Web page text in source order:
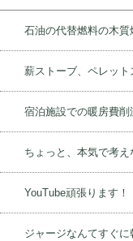
石油の代替燃料の木質
薪ストーブ、ペレット
宿泊施設での暖房費
ちょっと、本気で考え
YouTube頑張ります！
ジャージなんてすぐ